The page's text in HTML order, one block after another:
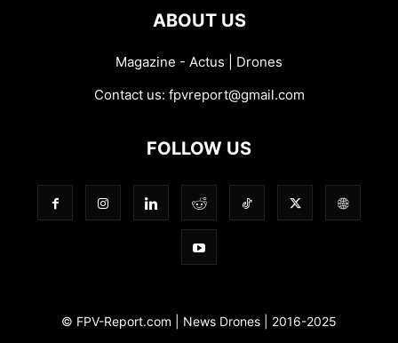
ABOUT US
Magazine - Actus | Drones
Contact us: fpvreport@gmail.com
FOLLOW US
© FPV-Report.com | News Drones | 2016-2025